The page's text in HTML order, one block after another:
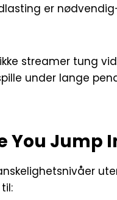
er
streamer tung
under lange
You Jump